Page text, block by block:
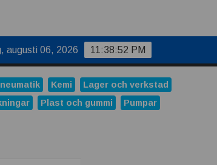
11:38:53 PM
augusti 06, 2026
Kemi
Lager och verkstad
Plast och gummi
Pumpar